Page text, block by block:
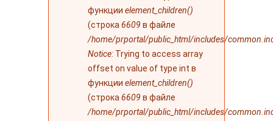
функции element_children()
(строка 6609 в файле
/home/prportal/public_html/includes/
Notice: Trying to access array
offset on value of type int в
функции element_children()
(строка 6609 в файле
/home/prportal/public_html/includes/